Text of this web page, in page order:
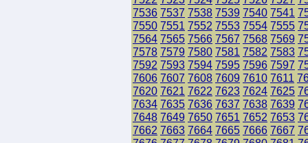
7536 7537 7538 7539 7540 7541
7550 7551 7552 7553 7554 7555
7564 7565 7566 7567 7568 7569
7578 7579 7580 7581 7582 7583
7592 7593 7594 7595 7596 7597
7606 7607 7608 7609 7610 7611
7620 7621 7622 7623 7624 7625
7634 7635 7636 7637 7638 7639
7648 7649 7650 7651 7652 7653
7662 7663 7664 7665 7666 7667